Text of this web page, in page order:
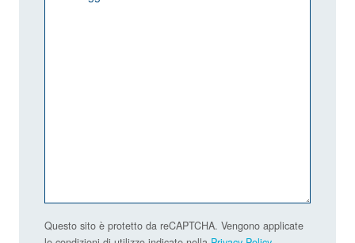
Questo sito è protetto da reCAPTCHA. Vengono applicate